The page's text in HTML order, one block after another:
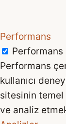
Performans
Performans
Performans
kullanıcı
sitesinin
ve analiz